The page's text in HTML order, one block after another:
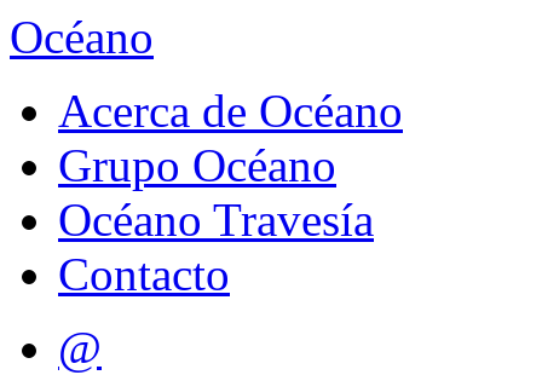
Océano
Acerca de Océano
Grupo Océano
Océano Travesía
Contacto
@